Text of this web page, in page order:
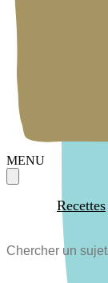
MENU
Recettes